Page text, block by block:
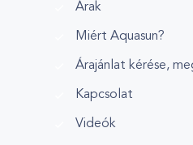
Árak
Miért Aquasun?
Árajánlat kérése,
Kapcsolat
Videók